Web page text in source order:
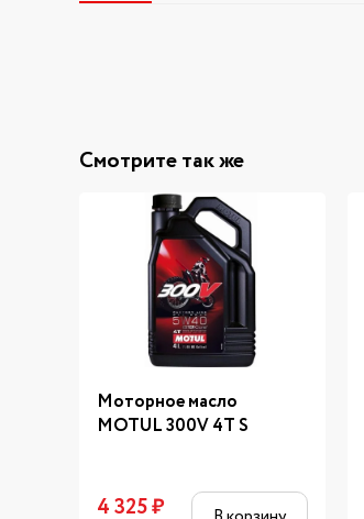
Смотрите так же
Моторное масло
MOTUL 300V 4T S
4 325₽